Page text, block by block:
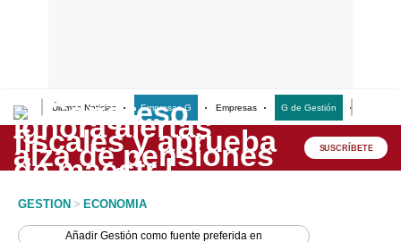
Últimas Noticias Empresas G Empresas G de Gestión
Lo último
Peru Quiosco SUSCRÍBETE
GESTION > ECONOMIA
AñadirGestión como fuente preferida en